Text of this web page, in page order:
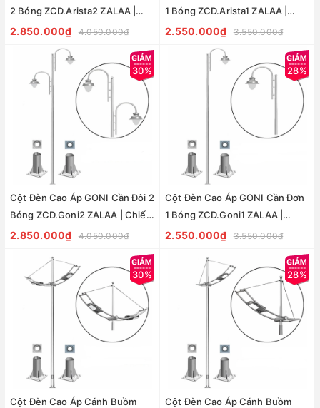
2 Bóng ZCD.Arista2 ZALAA |
Chiếu Sáng Đường Phố
2.850.000₫ 4.050.000₫
1 Bóng ZCD.Arista1 ZALAA |
Chiếu Sáng Đường Phố
2.550.000₫ 3.550.000₫
30%
Cột Đèn Cao Áp GONI Cần Đôi 2
Bóng ZCD.Goni2 ZALAA | Chiếu
Sáng Đường Phố
2.850.000₫ 4.050.000₫
28%
Cột Đèn Cao Áp GONI Cần Đơn
1 Bóng ZCD.Goni1 ZALAA |
Chiếu Sáng Đường Phố
2.550.000₫ 3.550.000₫
30%
Cột Đèn Cao Áp Cánh Buồm
28%
Cột Đèn Cao Áp Cánh Buồm